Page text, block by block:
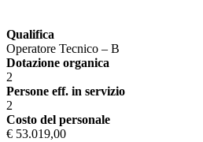
Qualifica
Operatore Tecnico – B
Dotazione organica
2
Persone eff. in servizio
2
Costo del personale
€ 53.019,00